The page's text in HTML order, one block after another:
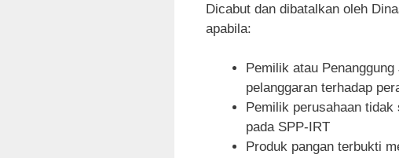
Dicabut dan dibatalkan oleh
apabila:
Pemilik atau
pelanggaran terhadap
Pemilik perusahaan
pada SPP-IRT
Produk pangan terbukti